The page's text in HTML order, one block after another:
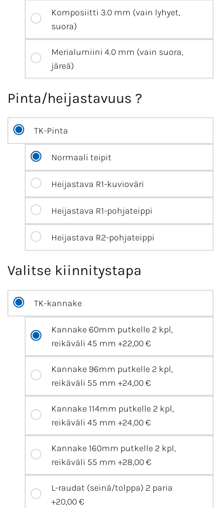
Komposiitti 3.0 mm (vain lyhyet,
suora)
Merialumiini 4.0 mm (vain suora,
järeä)
Pinta/heijastavuus ?
TK-Pinta
Normaali teipit
Heijastava R1-kuvioväri
Heijastava R1-pohjateippi
Heijastava R2-pohjateippi
Valitse kiinnitystapa
TK-kannake
Kannake 60mm putkelle 2 kpl,
reikäväli 45 mm +22,00 €
Kannake 96mm putkelle 2 kpl,
reikäväli 55 mm +24,00 €
Kannake 114mm putkelle 2 kpl,
reikäväli 45 mm +24,00 €
Kannake 160mm putkelle 2 kpl,
reikäväli 55 mm +28,00 €
L-raudat (seinä/tolppa) 2 paria
+20,00 €